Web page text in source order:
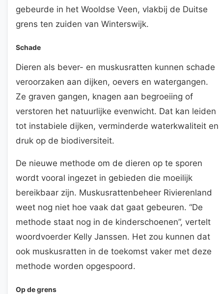
gebeurde in het Wooldse Veen, vlakbij de Duitse
grens ten zuiden van Winterswijk.
Schade
Dieren als bever- en muskusratten kunnen schade
veroorzaken aan dijken, oevers en watergangen.
Ze graven gangen, knagen aan begroeiing of
verstoren het natuurlijke evenwicht. Dat kan leiden
tot instabiele dijken, verminderde waterkwaliteit en
druk op de biodiversiteit.
De nieuwe methode om de dieren op te sporen
wordt vooral ingezet in gebieden die moeilijk
bereikbaar zijn. Muskusrattenbeheer Rivierenland
weet nog niet hoe vaak dat gaat gebeuren. “De
methode staat nog in de kinderschoenen”, vertelt
woordvoerder Kelly Janssen. Het zou kunnen dat
ook muskusratten in de toekomst vaker met deze
methode worden opgespoord.
Op de grens